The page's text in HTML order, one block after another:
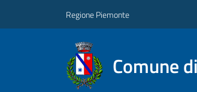
Regione Piemonte
Comune